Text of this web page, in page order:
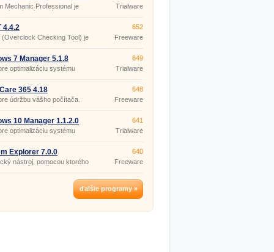
Mechanic Professional je
balík výkonných
a bezpečnosti PC.
Trialware
4.4.2
(Overclock Checking Tool) je
na testovanie stability vášho
CPU, GPU a výkonu
zdroja.
652
Freeware
účely)
7 Manager 5.1.8
optimalizáciu systému
649
Trialware
365 4.18
údržbu vášho počítača.
648
Freeware
účely)
10 Manager 1.1.2.0
optimalizáciu systému
641
Trialware
Explorer 7.0.0
nástroj, pomocou ktorého
vidieť, všetko čo sa deje s
pri štarte, otvorené súbory,
640
Freeware
ďalšie programy »